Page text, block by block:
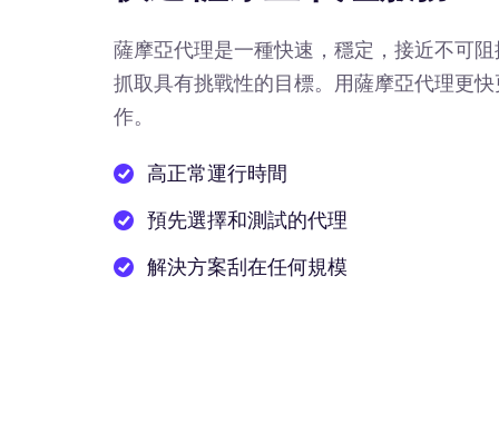
薩摩亞代理是一種快速，穩定，接近不可
抓取具有挑戰性的目標。用薩摩亞代理更
作。
高正常運行時間
預先選擇和測試的代理
解決方案刮在任何規模